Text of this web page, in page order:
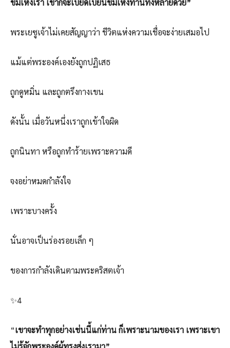
ข่มเหงเรา เขาก็จะเบียดเบียนข่มเหงท่านทั้งหลายด้วย”
พระเยซูเจ้าไม่เคยสัญญาว่า ชีวิตแห่งความเชื่อจะง่ายเสมอไป
แม้แต่พระองค์เองยังถูกปฏิเสธ
ถูกดูหมิ่น และถูกตรึงกางเขน
ดังนั้น เมื่อวันหนึ่งเราถูกเข้าใจผิด
ถูกนินทา หรือถูกทำร้ายเพราะความดี
จงอย่าหมดกำลังใจ
เพราะบางครั้ง
นั่นอาจเป็นร่องรอยเล็ก ๆ
ของการกำลังเดินตามพระคริสตเจ้า
✨4️
“เขาจะทำทุกอย่างเช่นนี้แก่ท่าน ก็เพราะนามของเรา เพราะเขา